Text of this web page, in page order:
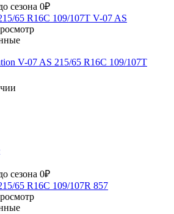
сезона 0₽
V-07 AS 215/65 R16C 109/107T
сезона 0₽